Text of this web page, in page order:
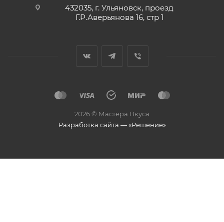
432035, г. Ульяновск, проезд
Г.Р.Аверьянова 16, стр 1
2026 © Мастера Вкуса
Разработка сайта — «Решение»